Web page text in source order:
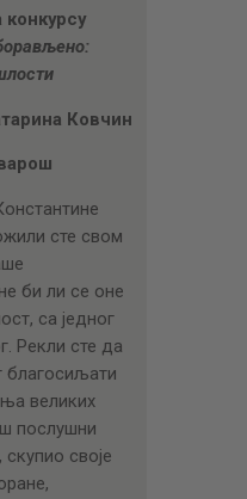
конкурсу
Ковчин
сте свом
би ли се оне
са једног
Рекли сте да
благосиљати
великих
послушни
скупио своје